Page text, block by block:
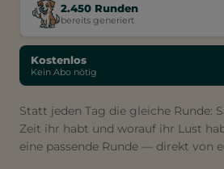
2.450 Runden
bereits generiert
Kostenlos
Kein Abo nötig
Statt jeden Tag die gleiche Runde:
Zeit ihr habt und worauf ihr Lust
eine passende Runde — direkt von